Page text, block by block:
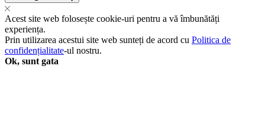
Complete
-
1-
Year
/
Acest site web folosește cookie-uri pentru a vă îmbunătăți
experiența.
Prin utilizarea acestui site web sunteți de acord cu Politica de
confidențialitate-ul nostru.
Ok, sunt gata